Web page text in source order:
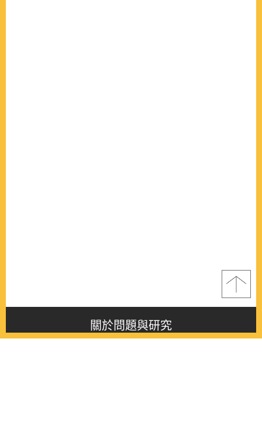
關於問題與研究
About this journal